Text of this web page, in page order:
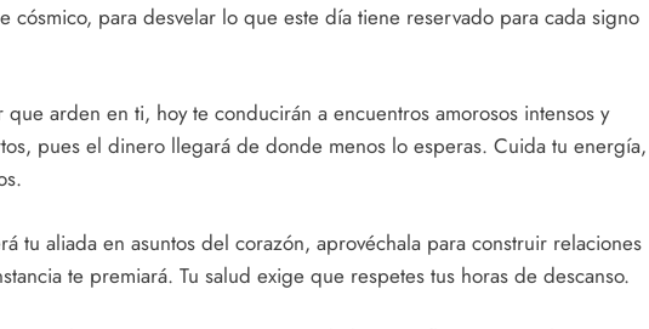
cósmico, para desvelar lo que este día tiene reservado para cada signo
arden en ti, hoy te conducirán a encuentros amorosos intensos y
pues el dinero llegará de donde menos lo esperas. Cuida tu energía,
tu aliada en asuntos del corazón, aprovéchala para construir relaciones
te premiará. Tu salud exige que respetes tus horas de descanso.